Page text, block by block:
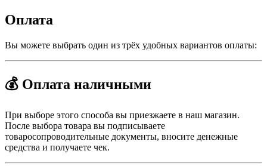
Оплата
Вы можете выбрать один из трёх удобных вариантов оплаты:
💰 Оплата наличными
При выборе этого способа вы приезжаете в наш магазин.
После выбора товара вы подписываете
товаросопроводительные документы, вносите денежные
средства и получаете чек.